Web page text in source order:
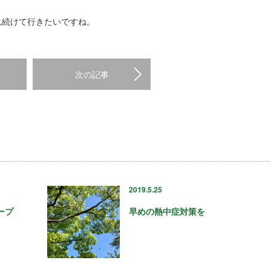
けて行きたいですね。
次の記事
プ
2019.5.25
早めの熱中症対策を